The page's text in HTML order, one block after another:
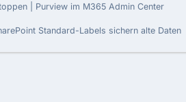
| Purview im M365 Admin Center
Standard-Labels sichern alte Daten